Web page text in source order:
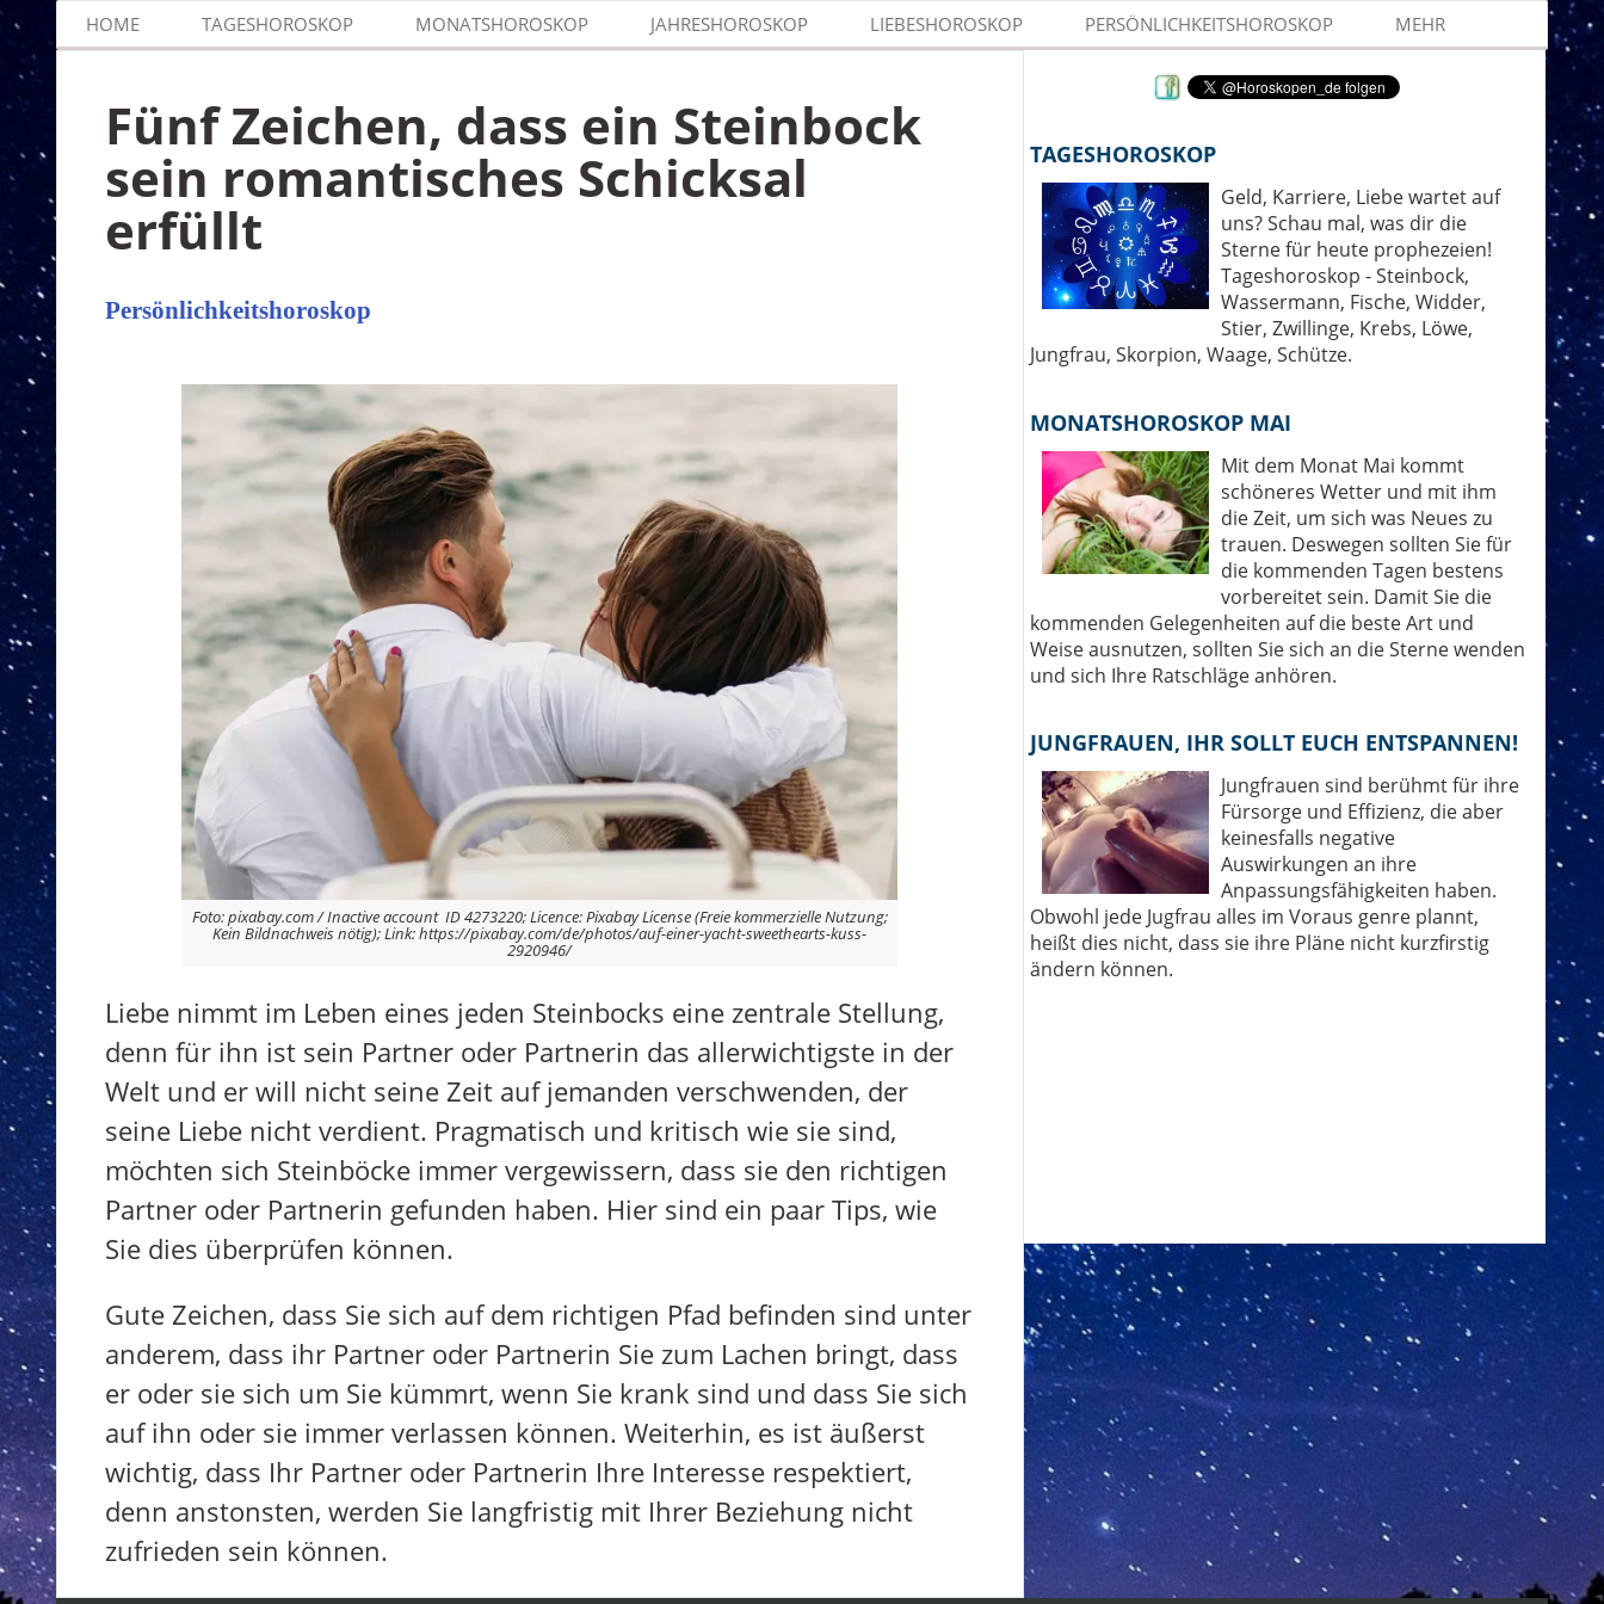
HOME TAGESHOROSKOP MONATSHOROSKOP JAHRESHOROSKOP LIEBESHOROSKOP PERSÖNLICHKEITSHOROSKOP MEHR
Fünf Zeichen, dass ein Steinbock
sein romantisches Schicksal
erfüllt
Persönlichkeitshoroskop
Foto: pixabay.com / Inactive account  ID 4273220; Licence: Pixabay License (Freie kommerzielle Nutzung;
Kein Bildnachweis nötig); Link: https://pixabay.com/de/photos/auf-einer-yacht-sweethearts-kuss-
2920946/
Liebe nimmt im Leben eines jeden Steinbocks eine zentrale Stellung,
denn für ihn ist sein Partner oder Partnerin das allerwichtigste in der
Welt und er will nicht seine Zeit auf jemanden verschwenden, der
seine Liebe nicht verdient. Pragmatisch und kritisch wie sie sind,
möchten sich Steinböcke immer vergewissern, dass sie den richtigen
Partner oder Partnerin gefunden haben. Hier sind ein paar Tips, wie
Sie dies überprüfen können.
Gute Zeichen, dass Sie sich auf dem richtigen Pfad befinden sind unter
anderem, dass ihr Partner oder Partnerin Sie zum Lachen bringt, dass
er oder sie sich um Sie kümmrt, wenn Sie krank sind und dass Sie sich
auf ihn oder sie immer verlassen können. Weiterhin, es ist äußerst
wichtig, dass Ihr Partner oder Partnerin Ihre Interesse respektiert,
denn anstonsten, werden Sie langfristig mit Ihrer Beziehung nicht
zufrieden sein können.